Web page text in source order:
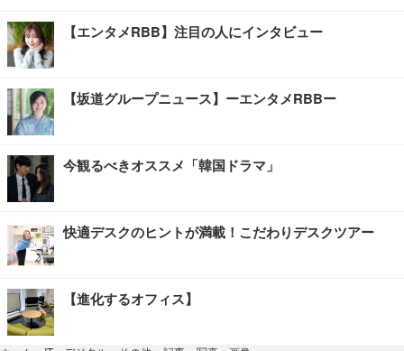
【エンタメRBB】注目の人にインタビュー
【坂道グループニュース】ーエンタメRBBー
今観るべきオススメ「韓国ドラマ」
快適デスクのヒントが満載！こだわりデスクツアー
【進化するオフィス】